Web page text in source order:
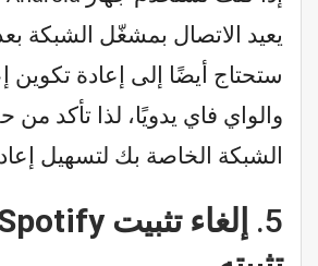
يعيد الاتصال بمشغّل الشبكة
والواي فاي يدويًا، لذا تأكد
الشبكة الخاصة بك لتسهيل
5.